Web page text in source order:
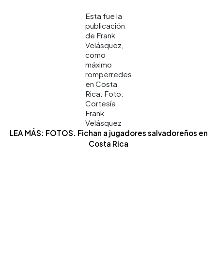
Esta fue la
publicación
de Frank
Velásquez,
como
máximo
romperredes
en Costa
Rica. Foto:
Cortesía
Frank
Velásquez
LEA MÁS: FOTOS. Fichan a jugadores salvadoreños en
Costa Rica